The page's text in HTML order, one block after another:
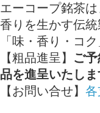
エーコープ銘茶
香りを生かす伝
「味・香り・コ
【粗品進呈】 ご
品を進呈いたしま
【お問い合せ】 各